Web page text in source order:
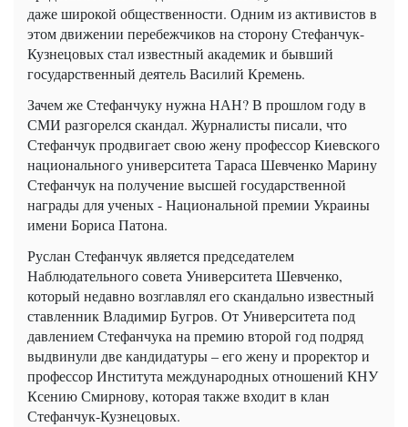
даже широкой общественности. Одним из активистов в
этом движении перебежчиков на сторону Стефанчук-
Кузнецовых стал известный академик и бывший
государственный деятель Василий Кремень.
Зачем же Стефанчуку нужна НАН? В прошлом году в
СМИ разгорелся скандал. Журналисты писали, что
Стефанчук продвигает свою жену профессор Киевского
национального университета Тараса Шевченко Марину
Стефанчук на получение высшей государственной
награды для ученых - Национальной премии Украины
имени Бориса Патона.
Руслан Стефанчук является председателем
Наблюдательного совета Университета Шевченко,
который недавно возглавлял его скандально известный
ставленник Владимир Бугров. От Университета под
давлением Стефанчука на премию второй год подряд
выдвинули две кандидатуры – его жену и проректор и
профессор Института международных отношений КНУ
Ксению Смирнову, которая также входит в клан
Стефанчук-Кузнецовых.